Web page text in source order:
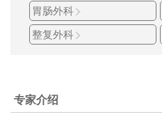
胃肠外科
整复外科
专家介绍